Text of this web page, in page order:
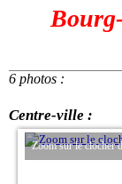
6 photos :
Centre-ville :
Zoom sur le clocher